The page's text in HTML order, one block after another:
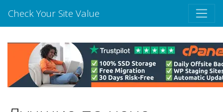
Check Your Site Value